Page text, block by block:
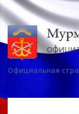
Официальная